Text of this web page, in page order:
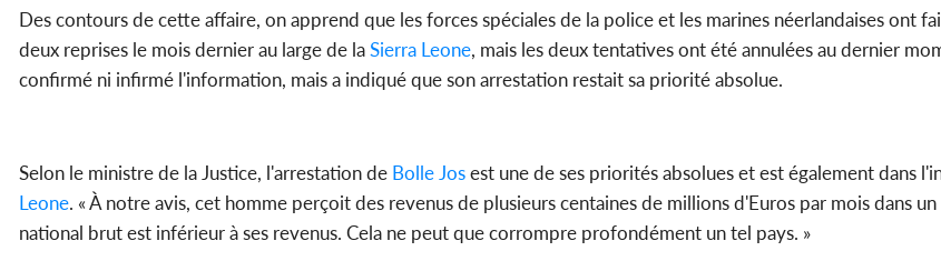
Des contours de cette affaire, on apprend que les forces spéciales de la police et les marines néerlandaises ont
deux reprises le mois dernier au large de laSierra Leone, mais les deux tentatives ont été annulées au dernier
confirmé ni infirmé l'information, mais a indiqué que son arrestation restait sa priorité absolue.
Selon le ministre de la Justice, l'arrestation de Bolle Josest une de ses priorités absolues et est également dans
Leone. « À notre avis, cet homme perçoit des revenus de plusieurs centaines de millions d'Euros par mois dans
national brut est inférieur à ses revenus. Cela ne peut que corrompre profondément un tel pays. »